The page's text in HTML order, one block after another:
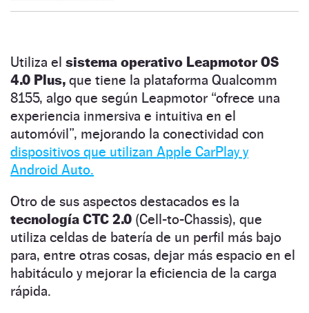
Utiliza el sistema operativo Leapmotor OS
4.0 Plus, que tiene la plataforma Qualcomm
8155, algo que según Leapmotor “ofrece una
experiencia inmersiva e intuitiva en el
automóvil”, mejorando la conectividad con
dispositivos que utilizan Apple CarPlay y
Android Auto.
Otro de sus aspectos destacados es la
tecnología CTC 2.0 (Cell-to-Chassis), que
utiliza celdas de batería de un perfil más bajo
para, entre otras cosas, dejar más espacio en el
habitáculo y mejorar la eficiencia de la carga
rápida.